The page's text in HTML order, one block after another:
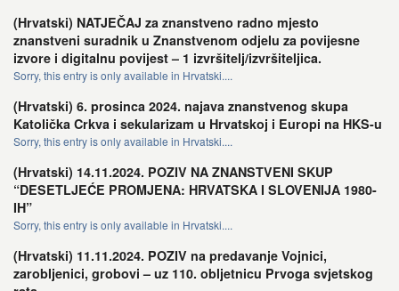
(Hrvatski) NATJEČAJ za znanstveno radno mjesto
znanstveni suradnik u Znanstvenom odjelu za povijesne
izvore i digitalnu povijest – 1 izvršitelj/izvršiteljica.
Sorry, this entry is only available in Hrvatski....
(Hrvatski) 6. prosinca 2024. najava znanstvenog skupa
Katolička Crkva i sekularizam u Hrvatskoj i Europi na HKS-u
Sorry, this entry is only available in Hrvatski....
(Hrvatski) 14.11.2024. POZIV NA ZNANSTVENI SKUP
“DESETLJEĆE PROMJENA: HRVATSKA I SLOVENIJA 1980-
IH”
Sorry, this entry is only available in Hrvatski....
(Hrvatski) 11.11.2024. POZIV na predavanje Vojnici,
zarobljenici, grobovi – uz 110. obljetnicu Prvoga svjetskog